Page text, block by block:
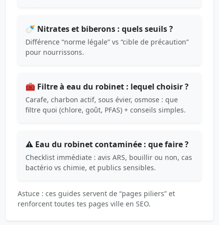
🍼 Nitrates et biberons : quels seuils ?
Différence “norme légale” vs “cible de précaution”
pour nourrissons.
🧰 Filtre à eau du robinet : lequel choisir ?
Carafe, charbon actif, sous évier, osmose : que
filtre quoi (chlore, goût, PFAS) + conseils simples.
⚠️ Eau du robinet contaminée : que faire ?
Checklist immédiate : avis ARS, bouillir ou non, cas
bactério vs chimie, et publics sensibles.
Astuce : ces guides servent de “pages piliers” et
renforcent toutes tes pages ville en SEO.